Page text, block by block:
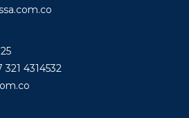
4314532